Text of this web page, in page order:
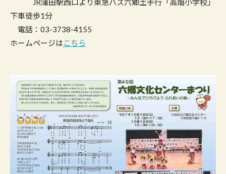
JR蒲田駅西口より東急バス六郷土手行「高畑小学校」
下車徒歩1分
電話：03-3738-4155
ホームページはこちら